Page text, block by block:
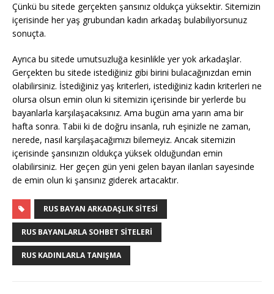
Çünkü bu sitede gerçekten şansınız oldukça yüksektir. Sitemizin
içerisinde her yaş grubundan kadın arkadaş bulabiliyorsunuz
sonuçta.
Ayrıca bu sitede umutsuzluğa kesinlikle yer yok arkadaşlar.
Gerçekten bu sitede istediğiniz gibi birini bulacağınızdan emin
olabilirsiniz. İstediğiniz yaş kriterleri, istediğiniz kadın kriterleri ne
olursa olsun emin olun ki sitemizin içerisinde bir yerlerde bu
bayanlarla karşılaşacaksınız. Ama bugün ama yarın ama bir
hafta sonra. Tabii ki de doğru insanla, ruh eşinizle ne zaman,
nerede, nasıl karşılaşacağımızı bilemeyiz. Ancak sitemizin
içerisinde şansınızın oldukça yüksek olduğundan emin
olabilirsiniz. Her geçen gün yeni gelen bayan ilanları sayesinde
de emin olun ki şansınız giderek artacaktır.
RUS BAYAN ARKADAŞLIK SITESI
RUS BAYANLARLA SOHBET SITELERI
RUS KADINLARLA TANIŞMA